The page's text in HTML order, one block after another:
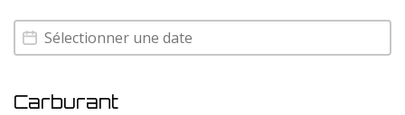
Annee
Annee
Carburant